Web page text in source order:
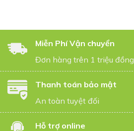
Miễn Phí Vận chuyển
Đơn hàng trên 1 triệu đồng
Thanh toán bảo mật
An toàn tuyệt đối
Hỗ trợ online